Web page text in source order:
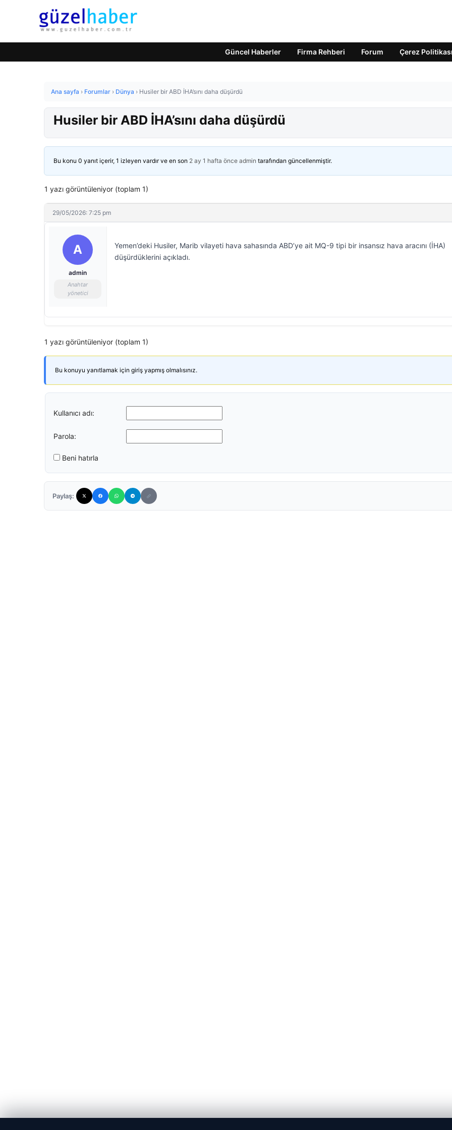
Güncel Haberler Firma Rehberi Forum Çerez Politikası
Ana sayfa › Forumlar › Dünya › Husiler bir ABD İHA’sını daha düşürdü
Husiler bir ABD İHA’sını daha düşürdü
Bu konu 0 yanıt içerir, 1 izleyen vardır ve en son 2 ay 1 hafta önce admin tarafından güncellenmiştir.
1 yazı görüntüleniyor (toplam 1)
29/05/2026: 7:25 pm
A
admin
Anahtar
yönetici
Yemen’deki Husiler, Marib vilayeti hava sahasında ABD’ye ait MQ-9 tipi bir insansız hava aracını (İHA)
düşürdüklerini açıkladı.
1 yazı görüntüleniyor (toplam 1)
Bu konuyu yanıtlamak için giriş yapmış olmalısınız.
Kullanıcı adı:
Parola:
Beni hatırla
Paylaş: